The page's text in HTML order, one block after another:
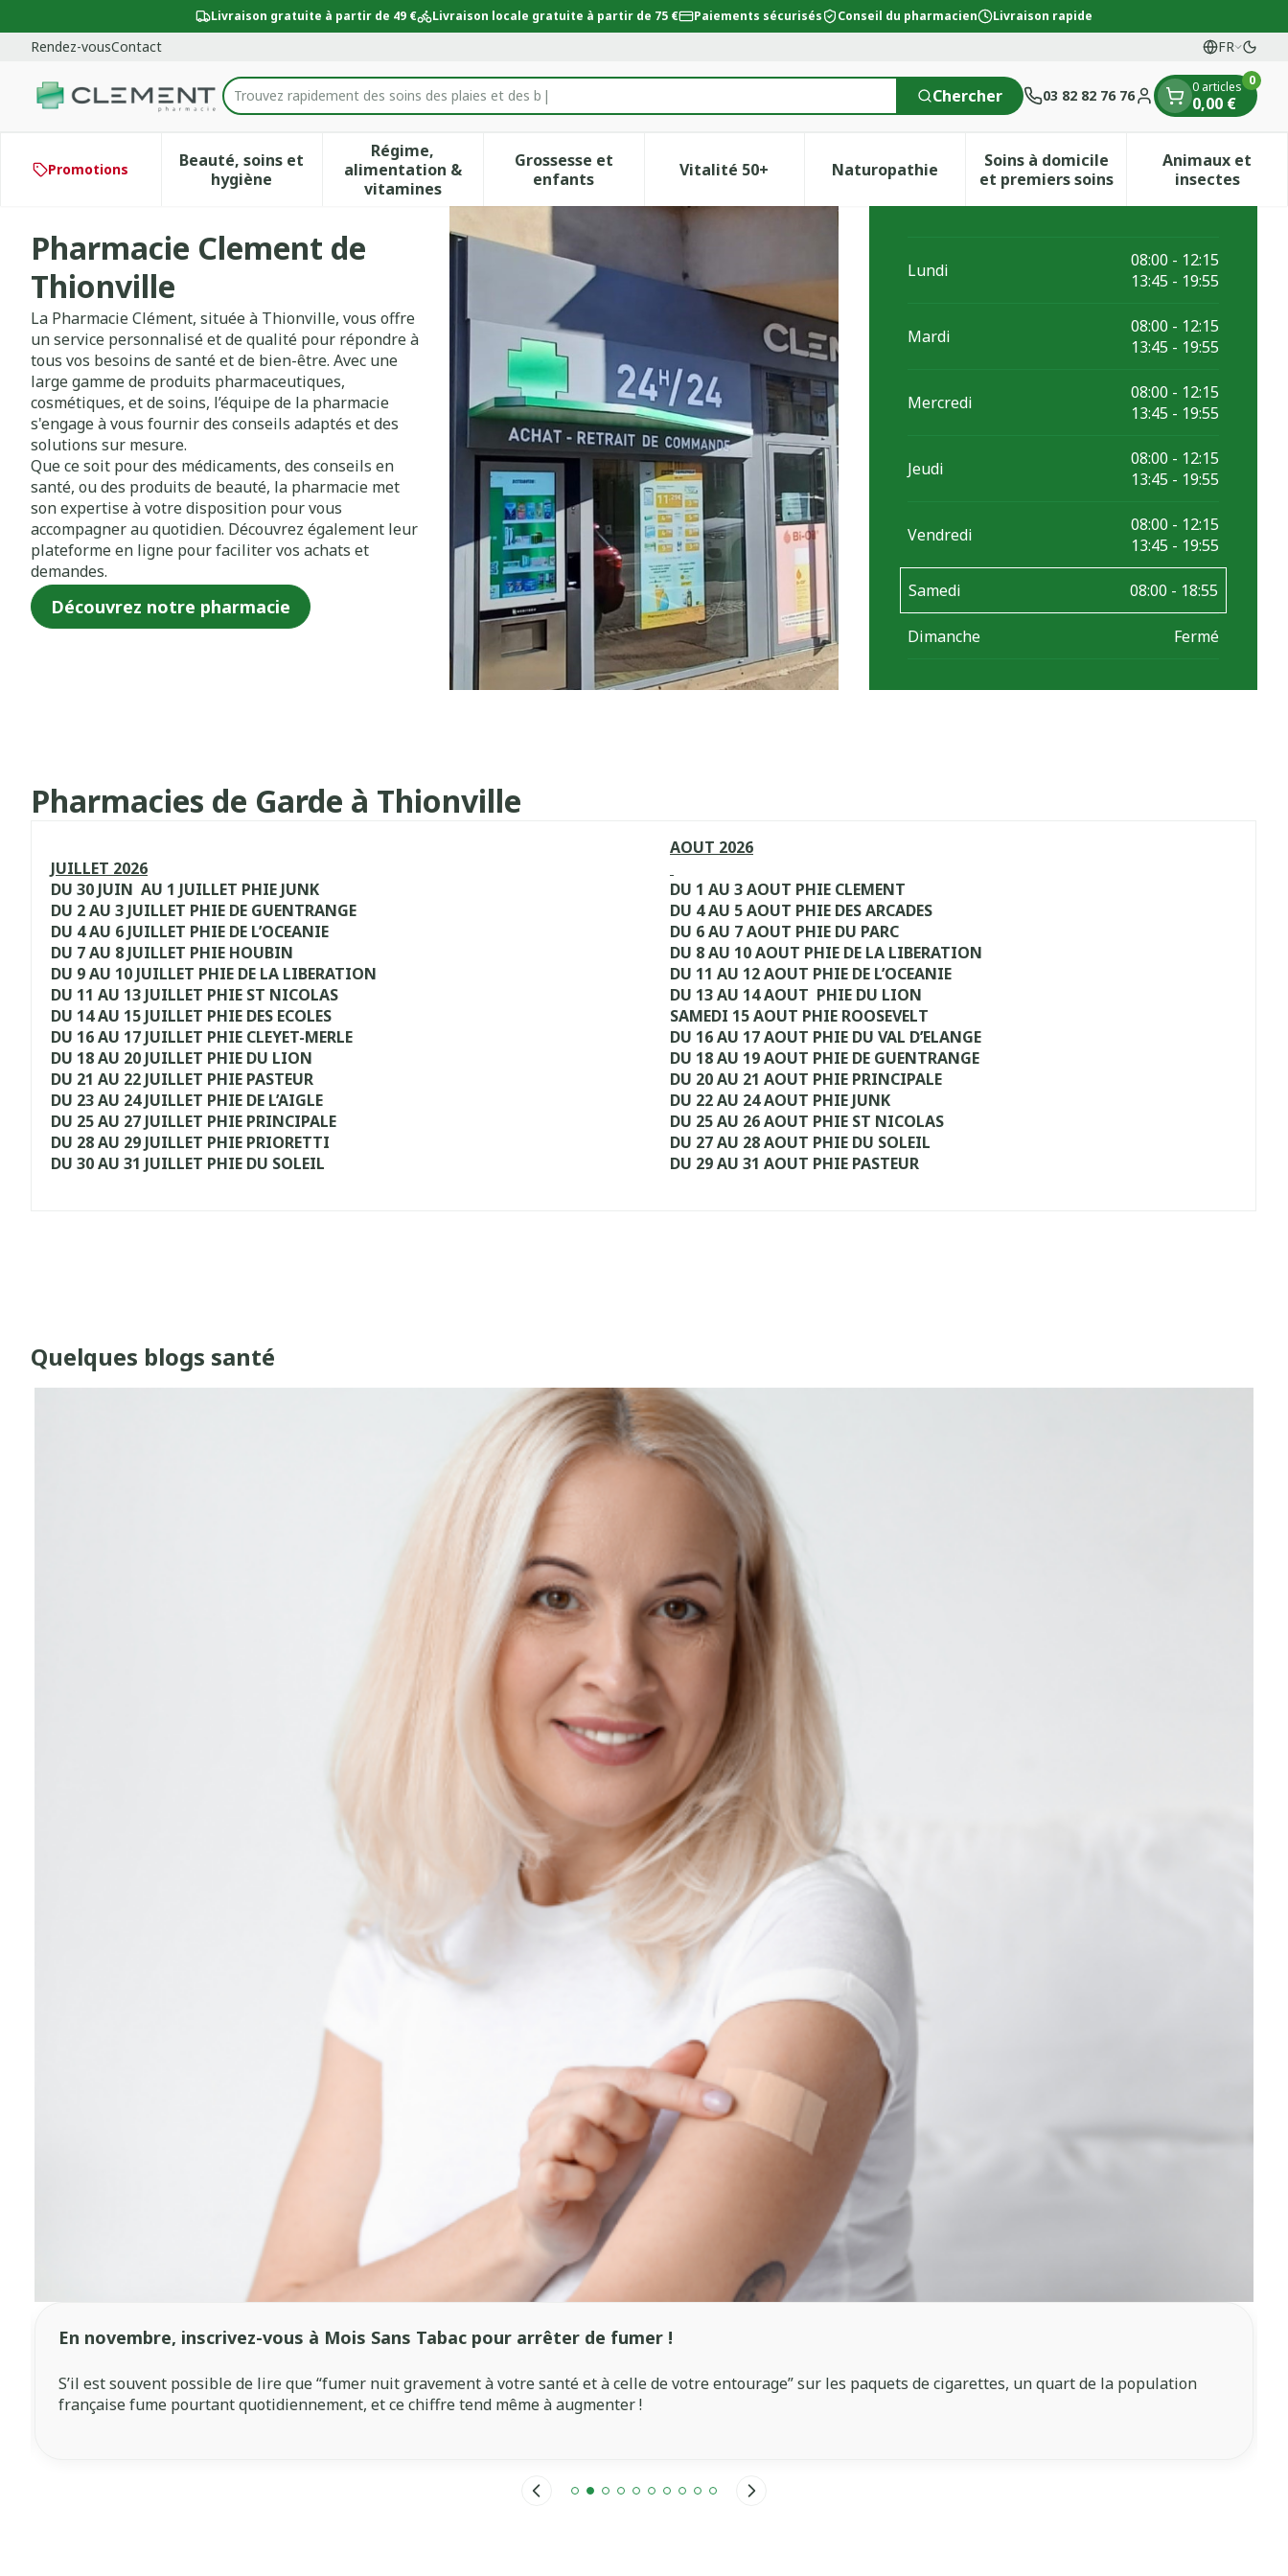
Livraison gratuite à partir de 49 € Livraison locale gratuite à partir de 75 € Paiements sécurisés Conseil du pharmacien Livraison rapide
Rendez-vousContact FR
Langues
Rechercher
Trouvez rapidement des soins des plaies et des bandages Chercher 03 82 82 76 76
Menu client
0 articles
0,00 €
0
Promotions
Beauté, soins et
hygièneAfficher le sous-menu pour la catégorie Beauté, soins et hygiène
Régime,
alimentation &
vitamines
Afficher le sous-menu pour la catégorie Régime, alimentation & vitamines
Grossesse et
enfantsAfficher le sous-menu pour la catégorie Grossesse et enfants
Vitalité 50+Afficher le sous-menu pour la catégorie Vitalité 50+
NaturopathieAfficher le sous-menu pour la catégorie
Soins à domicile
et premiers soins
Afficher le sous-menu pour la
Animaux et
insectes
Afficher
Pharmacie Clement de
Thionville
La Pharmacie Clément, située à Thionville, vous offre
un service personnalisé et de qualité pour répondre à
tous vos besoins de santé et de bien-être. Avec une
large gamme de produits pharmaceutiques,
cosmétiques, et de soins, l’équipe de la pharmacie
s'engage à vous fournir des conseils adaptés et des
solutions sur mesure.
Que ce soit pour des médicaments, des conseils en
santé, ou des produits de beauté, la pharmacie met
son expertise à votre disposition pour vous
accompagner au quotidien. Découvrez également leur
plateforme en ligne pour faciliter vos achats et
demandes.
Découvrez notre pharmacie
Lundi
08:00 - 12:15
13:45 - 19:55
Mardi
08:00 - 12:15
13:45 - 19:55
Mercredi
08:00 - 12:15
13:45 - 19:55
Jeudi
08:00 - 12:15
13:45 - 19:55
Vendredi
08:00 - 12:15
13:45 - 19:55
Samedi 08:00 - 18:55
Dimanche Fermé
Pharmacies de Garde à Thionville
JUILLET 2026
DU 30 JUIN AU 1 JUILLET PHIE JUNK
DU 2 AU 3 JUILLET PHIE DE GUENTRANGE
DU 4 AU 6 JUILLET PHIE DE L’OCEANIE
DU 7 AU 8 JUILLET PHIE HOUBIN
DU 9 AU 10 JUILLET PHIE DE LA LIBERATION
DU 11 AU 13 JUILLET PHIE ST NICOLAS
DU 14 AU 15 JUILLET PHIE DES ECOLES
DU 16 AU 17 JUILLET PHIE CLEYET-MERLE
DU 18 AU 20 JUILLET PHIE DU LION
DU 21 AU 22 JUILLET PHIE PASTEUR
DU 23 AU 24 JUILLET PHIE DE L’AIGLE
DU 25 AU 27 JUILLET PHIE PRINCIPALE
DU 28 AU 29 JUILLET PHIE PRIORETTI
DU 30 AU 31 JUILLET PHIE DU SOLEIL
AOUT 2026
DU 1 AU 3 AOUT PHIE CLEMENT
DU 4 AU 5 AOUT PHIE DES ARCADES
DU 6 AU 7 AOUT PHIE DU PARC
DU 8 AU 10 AOUT PHIE DE LA LIBERATION
DU 11 AU 12 AOUT PHIE DE L’OCEANIE
DU 13 AU 14 AOUT PHIE DU LION
SAMEDI 15 AOUT PHIE ROOSEVELT
DU 16 AU 17 AOUT PHIE DU VAL D’ELANGE
DU 18 AU 19 AOUT PHIE DE GUENTRANGE
DU 20 AU 21 AOUT PHIE PRINCIPALE
DU 22 AU 24 AOUT PHIE JUNK
DU 25 AU 26 AOUT PHIE ST NICOLAS
DU 27 AU 28 AOUT PHIE DU SOLEIL
DU 29 AU 31 AOUT PHIE PASTEUR
Quelques blogs santé
En novembre, inscrivez-vous à Mois Sans Tabac pour arrêter de fumer !
S’il est souvent possible de lire que “fumer nuit gravement à votre santé et à celle de votre entourage” sur les paquets de cigarettes, un quart de la population
française fume pourtant quotidiennement, et ce chiffre tend même à augmenter !